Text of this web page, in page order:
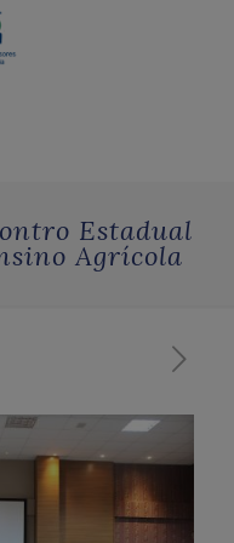
Estadual
Agrícola